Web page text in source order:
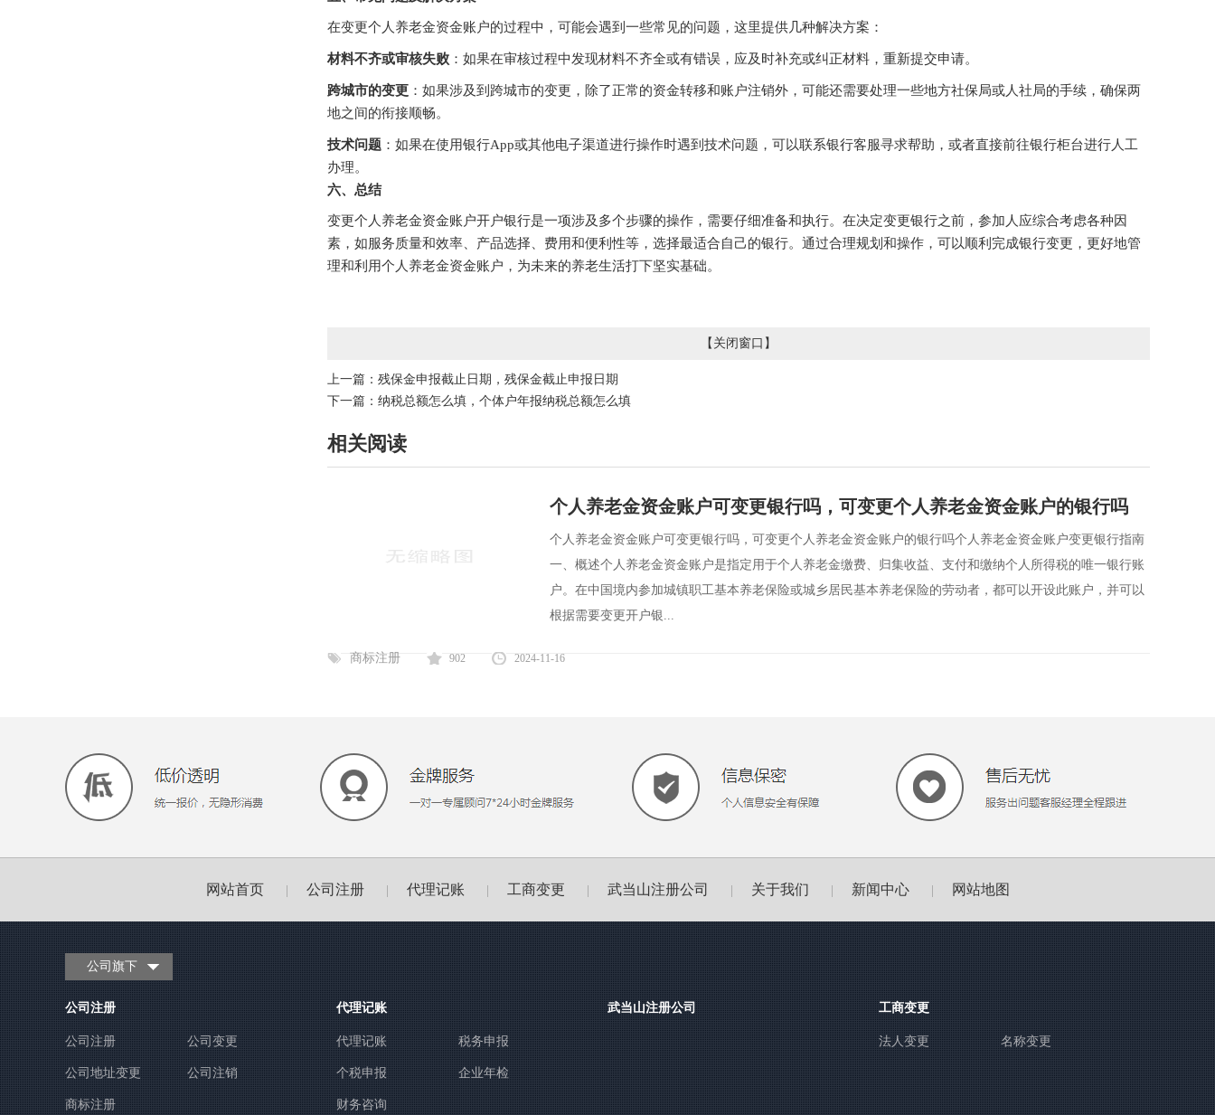
在变更个人养老金资金账户的过程中，可能会遇到一些常见的问题，这里提供几种解决方案：
材料不齐或审核失败 ：如果在审核过程中发现材料不齐全或有错误，应及时补充或纠正材料，重新提交申请。
跨城市的变更 ：如果涉及到跨城市的变更，除了正常的资金转移和账户注销外，可能还需要处理一些地方社保局或人社局的手续，确保两
地之间的衔接顺畅。
技术问题 ：如果在使用银行App或其他电子渠道进行操作时遇到技术问题，可以联系银行客服寻求帮助，或者直接前往银行柜台进行人工
办理。
六、总结
变更个人养老金资金账户开户银行是一项涉及多个步骤的操作，需要仔细准备和执行。在决定变更银行之前，参加人应综合考虑各种因
素，如服务质量和效率、产品选择、费用和便利性等，选择最适合自己的银行。通过合理规划和操作，可以顺利完成银行变更，更好地管
理和利用个人养老金资金账户，为未来的养老生活打下坚实基础。
【 关闭窗口 】
上一篇： 残保金申报截止日期，残保金截止申报日期
下一篇： 纳税总额怎么填，个体户年报纳税总额怎么填
相关阅读
个人养老金资金账户可变更银行吗，可变更个人养老金资金账户的银行吗
个人养老金资金账户可变更银行吗，可变更个人养老金资金账户的银行吗个人养老金资金账户变更银行指南
一、概述个人养老金资金账户是指定用于个人养老金缴费、归集收益、支付和缴纳个人所得税的唯一银行账
户。在中国境内参加城镇职工基本养老保险或城乡居民基本养老保险的劳动者，都可以开设此账户，并可以
根据需要变更开户银...
商标注册 902 2024-11-16
网站首页 公司注册 代理记账 工商变更 武当山注册公司 关于我们 新闻中心 网站地图
公司旗下
公司注册
公司注册 公司变更
公司地址变更 公司注销
商标注册
代理记账
代理记账 税务申报
个税申报 企业年检
财务咨询
武当山注册公司 工商变更
法人变更 名称变更